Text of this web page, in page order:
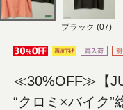
ブラック (07)
≪30%OFF≫【
“クロミ×バイク”